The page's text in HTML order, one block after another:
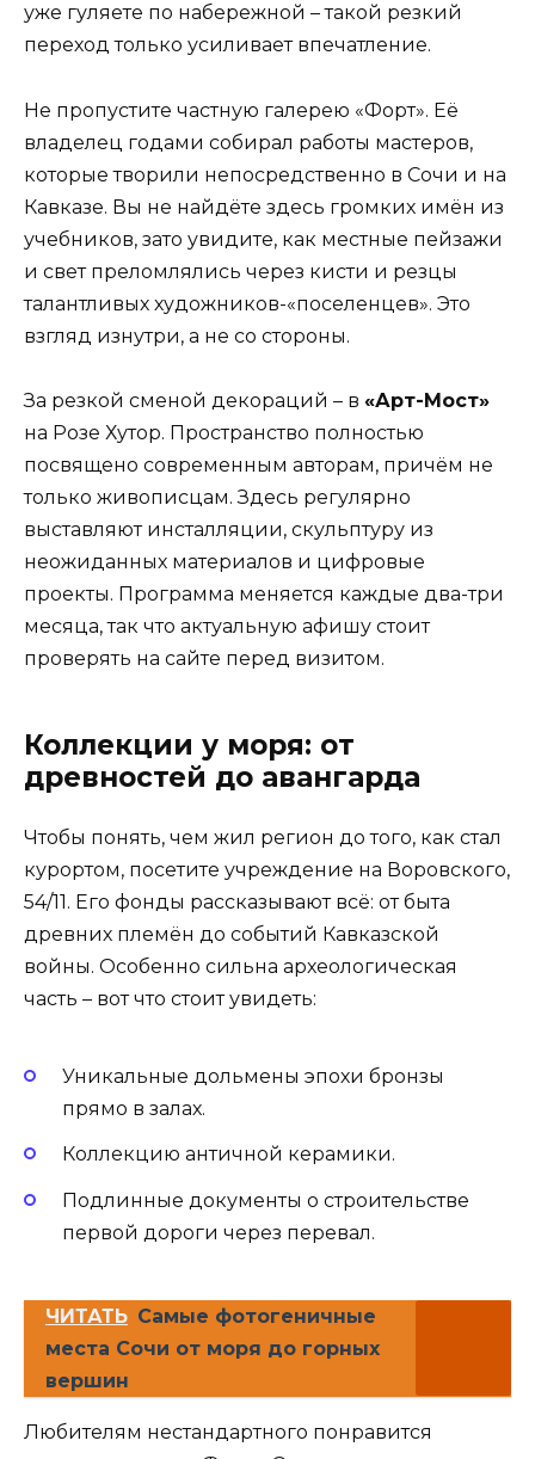
уже гуляете по набережной – такой резкий
переход только усиливает впечатление.
Не пропустите частную галерею «Форт». Её
владелец годами собирал работы мастеров,
которые творили непосредственно в Сочи и на
Кавказе. Вы не найдёте здесь громких имён из
учебников, зато увидите, как местные пейзажи
и свет преломлялись через кисти и резцы
талантливых художников-«поселенцев». Это
взгляд изнутри, а не со стороны.
За резкой сменой декораций – в «Арт-Мост»
на Розе Хутор. Пространство полностью
посвящено современным авторам, причём не
только живописцам. Здесь регулярно
выставляют инсталляции, скульптуру из
неожиданных материалов и цифровые
проекты. Программа меняется каждые два-три
месяца, так что актуальную афишу стоит
проверять на сайте перед визитом.
Коллекции у моря: от
древностей до авангарда
Чтобы понять, чем жил регион до того, как стал
курортом, посетите учреждение на Воровского,
54/11. Его фонды рассказывают всё: от быта
древних племён до событий Кавказской
войны. Особенно сильна археологическая
часть – вот что стоит увидеть:
Уникальные дольмены эпохи бронзы
прямо в залах.
Коллекцию античной керамики.
Подлинные документы о строительстве
первой дороги через перевал.
ЧИТАТЬ Самые фотогеничные
места Сочи от моря до горных
вершин
Любителям нестандартного понравится